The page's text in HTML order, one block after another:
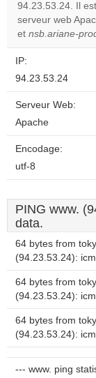
94.23.53.24. Il
serveur web
et nsb.ariane-
IP:
94.23.53.24
Serveur Web:
Apache
Encodage:
utf-8
PING www.
data.
64 bytes from
(94.23.53.24):
64 bytes from
(94.23.53.24):
64 bytes from
(94.23.53.24):
--- www. ping